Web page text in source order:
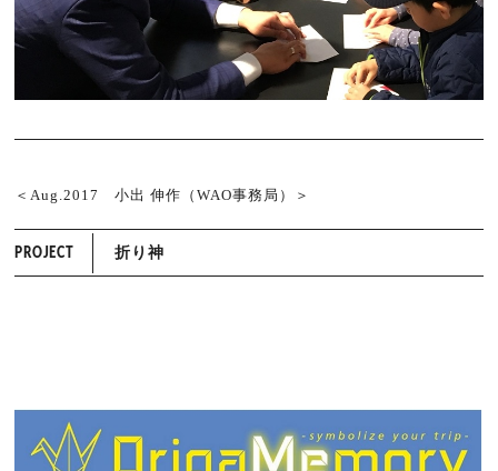
＜Aug.2017 小出 伸作（WAO事務局）＞
PROJECT 折り神